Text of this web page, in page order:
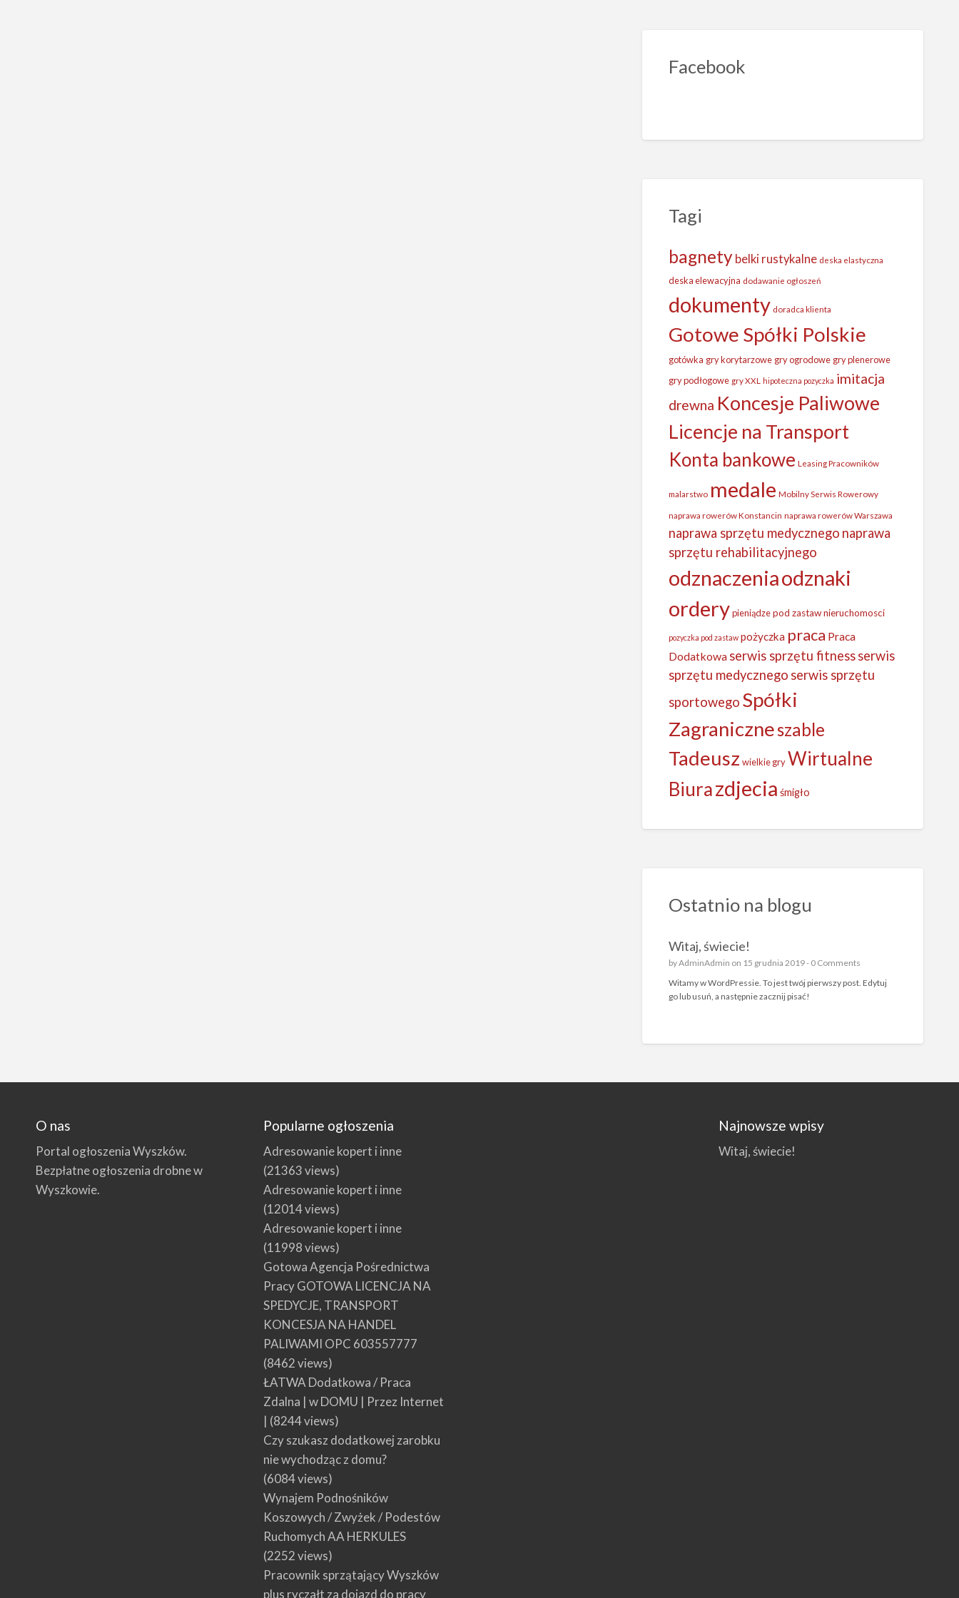
Facebook
Tagi
bagnety belki rustykalne deska elastyczna
deska elewacyjna dodawanie ogłoszeń
dokumenty doradca klienta
Gotowe Spółki Polskie
gotówka gry korytarzowe gry ogrodowe gry plenerowe
gry podłogowe gry XXL hipoteczna pozyczka imitacja
drewna Koncesje Paliwowe
Licencje na Transport
Konta bankowe Leasing Pracowników
malarstwo medale Mobilny Serwis Rowerowy
naprawa rowerów Konstancin naprawa rowerów Warszawa
naprawa sprzętu medycznego naprawa
sprzętu rehabilitacyjnego
odznaczeniaodznaki
ordery pieniądze pod zastaw nieruchomosci
pozyczka pod zastaw pożyczka praca Praca
Dodatkowa serwis sprzętu fitness serwis
sprzętu medycznego serwis sprzętu
sportowego Spółki
Zagraniczneszable
Tadeusz wielkie gry Wirtualne
Biurazdjecia śmigło
Ostatnio na blogu
Witaj, świecie!
byAdminAdmin on 15 grudnia 2019 - 0 Comments
Witamy w WordPressie. To jest twój pierwszy post. Edytuj
go lub usuń, a następnie zacznij pisać!
O nas
Portal ogłoszenia Wyszków.
Bezpłatne ogłoszenia drobne w
Wyszkowie.
Popularne ogłoszenia
Adresowanie kopert i inne
(21363 views)
Adresowanie kopert i inne
(12014 views)
Adresowanie kopert i inne
(11998 views)
Gotowa Agencja Pośrednictwa
Pracy GOTOWA LICENCJA NA
SPEDYCJE, TRANSPORT
KONCESJA NA HANDEL
PALIWAMI OPC 603557777
(8462 views)
ŁATWA Dodatkowa / Praca
Zdalna | w DOMU | Przez Internet
| (8244 views)
Czy szukasz dodatkowej zarobku
nie wychodząc z domu?
(6084 views)
Wynajem Podnośników
Koszowych / Zwyżek / Podestów
Ruchomych AA HERKULES
(2252 views)
Pracownik sprzątający Wyszków
plus ryczałt za dojazd do pracy
Najnowsze wpisy
Witaj, świecie!